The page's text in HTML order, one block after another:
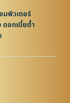
มพิวเตอร์
ดอกเบี้ยต่ำ